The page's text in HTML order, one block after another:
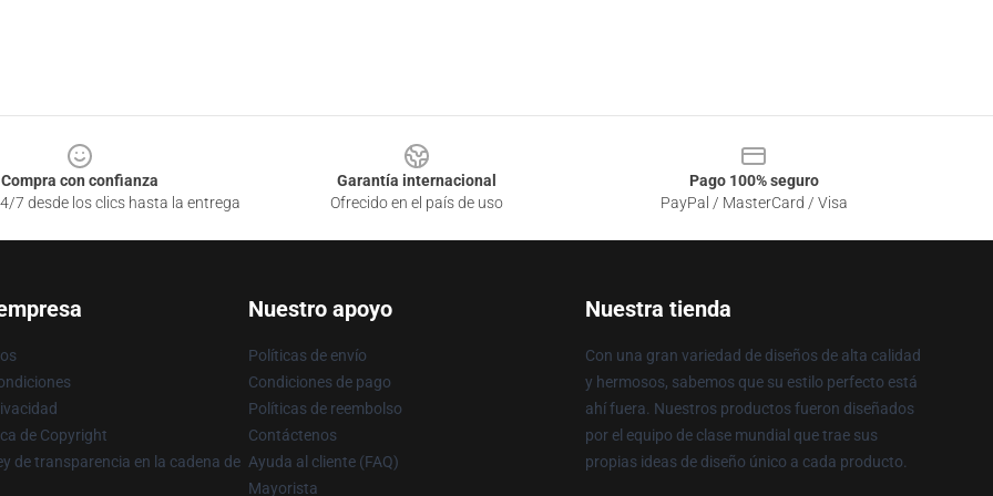
Compra con confianza
7 desde los clics hasta la entrega
Garantía internacional
Ofrecido en el país de uso
Pago 100% seguro
PayPal / MasterCard / Visa
de Copyright
de transparencia en la cadena de
Nuestro apoyo
Políticas de envío
Condiciones de pago
Políticas de reembolso
Contáctenos
Ayuda al cliente (FAQ)
Mayorista
Nuestra tienda
Con una gran variedad de diseños de alta calidad
y hermosos, sabemos que su estilo perfecto está
ahí fuera. Nuestros productos fueron diseñados
por el equipo de clase mundial que trae sus
propias ideas de diseño único a cada producto.